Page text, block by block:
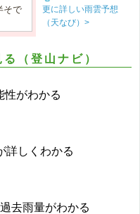
そで
更に詳しい雨雲予想
（天なび）>
（登山ナビ）
性がわかる
詳しくわかる
去雨量がわかる